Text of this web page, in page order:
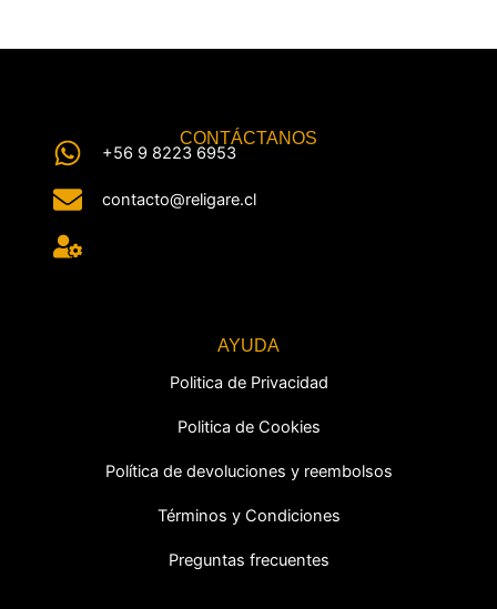
CONTÁCTANOS
+56 9 8223 6953
contacto@religare.cl
AYUDA
Politica de Privacidad
Politica de Cookies
Política de devoluciones y reembolsos
Términos y Condiciones
Preguntas frecuentes